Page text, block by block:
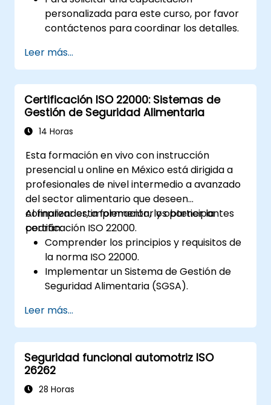
personalizada para este curso, por favor
contáctenos para coordinar los detalles.
Leer más...
Certificación ISO 22000: Sistemas de
Gestión de Seguridad Alimentaria
14 Horas
Esta formación en vivo con instrucción
presencial u online en México está dirigida a
profesionales de nivel intermedio a avanzado
del sector alimentario que deseen
comprender, implementar y obtener la
certificación ISO 22000.
Al finalizar esta formación, los participantes
podrán:
Comprender los principios y requisitos de
la norma ISO 22000.
Implementar un Sistema de Gestión de
Seguridad Alimentaria (SGSA).
seguridad alimentaria utilizando los
principios de HACCP.
Prepararse para las auditorías de
certificación ISO 22000.
Garantizar el cumplimiento con las
normativas internacionales de seguridad
Leer más...
Seguridad funcional automotriz ISO
26262
28 Horas